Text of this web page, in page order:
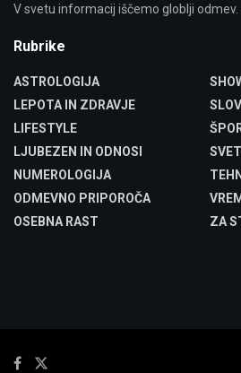
V svetu informacij iščemo globlji odmev.
Rubrike
ASTROLOGIJA
LEPOTA IN ZDRAVJE
LIFESTYLE
LJUBEZEN IN ODNOSI
NUMEROLOGIJA
ODMEVNO PRIPOROČA
OSEBNA RAST
SVET
ZA